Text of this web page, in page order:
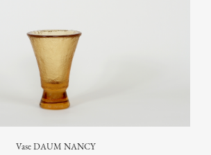
Vase DAUM NANCY